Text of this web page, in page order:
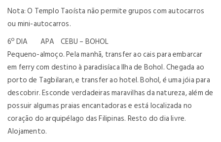
Nota: O Templo Taoísta não permite grupos com autocarros
ou mini-autocarros.
6º DIA APA CEBU – BOHOL
Pequeno-almoço. Pela manhã, transfer ao cais para embarcar
em ferry com destino à paradisíaca Ilha de Bohol. Chegada ao
porto de Tagbilaran, e transfer ao hotel. Bohol, é uma jóia para
descobrir. Esconde verdadeiras maravilhas da natureza, além de
possuir algumas praias encantadoras e está localizada no
coração do arquipélago das Filipinas. Resto do dia livre.
Alojamento.